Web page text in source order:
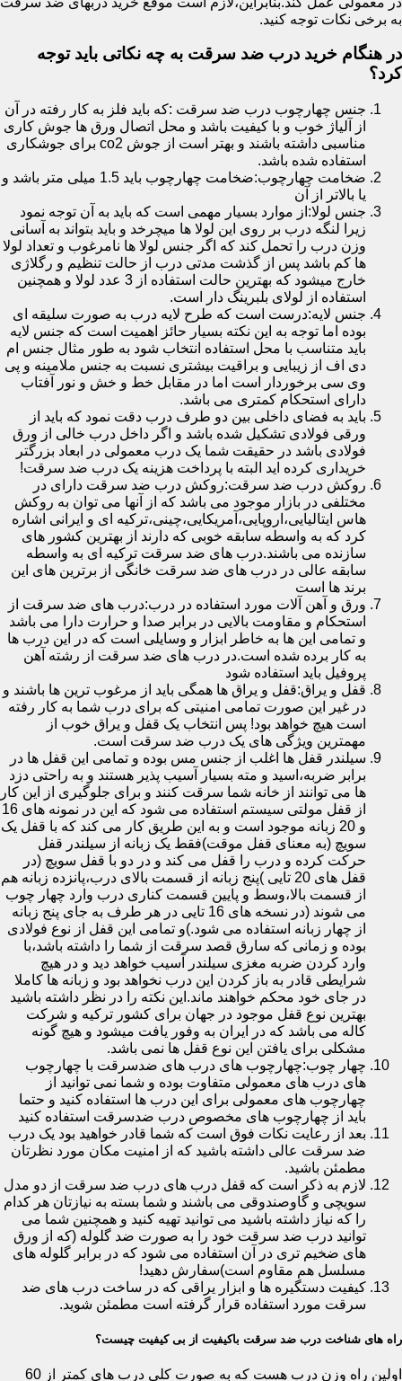
به برخی نکات توجه کنید.
در هنگام خرید درب ضد سرقت به چه نکاتی باید توجه
کرد؟
جنس چهارچوب درب ضد سرقت :که باید فلز به کار رفته در آن
از آلیاژ خوب و با کیفیت باشد و محل اتصال ورق ها جوش کاری
مناسبی داشته باشند و بهتر است از جوش co2 برای جوشکاری
استفاده شده باشد.
ضخامت چهارچوب:ضخامت چهارچوب باید 1.5 میلی متر باشد و
یا بالاتر از آن
جنس لولا:از موارد بسیار مهمی است که باید به آن توجه نمود
زیرا لنگه درب بر روی این لولا ها میچرخد و باید بتواند به آسانی
وزن درب را تحمل کند که اگر جنس لولا ها نامرغوب و تعداد لولا
ها کم باشد پس از گذشت مدتی درب از حالت تنظیم و رگلاژی
خارج میشود که بهترین حالت استفاده از 3 عدد لولا و همچنین
استفاده از لولای بلبرینگ دار است.
جنس لایه:درست است که طرح لایه درب به صورت سلیقه ای
بوده اما توجه به این نکته بسیار حائز اهمیت است که جنس لایه
باید متناسب با محل استفاده انتخاب شود به طور مثال جنس ام
دی اف از زیبایی و براقیت بیشتری نسبت به جنس ملامینه و پی
وی سی برخوردار است اما در مقابل خط و خش و نور آفتاب
دارای استحکام کمتری می باشد.
باید به فضای داخلی بین دو طرف درب دقت نمود که باید از
ورقی فولادی تشکیل شده باشد و اگر داخل درب خالی از ورق
فولادی باشد در حقیقت شما یک درب معمولی در ابعاد بزرگتر
خریداری کرده اید البته با پرداخت هزینه یک درب ضد سرقت!
روکش درب ضد سرقت:روکش درب ضد سرقت دارای در
مختلفی در بازار موجود می باشد که از آنها می توان به روکش
هاس ایتالیایی،اروپایی،آمریکایی،چینی،ترکیه ای و ایرانی اشاره
کرد که به واسطه سابقه خوبی که دارند از بهترین کشور های
سازنده می باشند.درب های ضد سرقت ترکیه ای به واسطه
سابقه عالی در درب های ضد سرقت خانگی از برترین های این
برند ها است
ورق و آهن آلات مورد استفاده در درب:درب های ضد سرقت از
استحکام و مقاومت بالایی در برابر صدا و حرارت دارا می باشد
و تمامی این ها به خاطر ابزار و وسایلی است که در این درب ها
به کار برده شده است.در درب های ضد سرقت از رشته آهن
پروفیل باید استفاده شود
قفل و یراق:قفل و یراق ها همگی باید از مرغوب ترین ها باشند و
در غیر این صورت تمامی امنیتی که برای درب شما به کار رفته
است هیچ خواهد بود! پس انتخاب یک قفل و یراق خوب از
مهمترین ویژگی های یک درب ضد سرقت است.
سیلندر قفل ها اغلب از جنس مس بوده و تمامی این قفل ها در
برابر ضربه،اسید و مته بسیار آسیب پذیر هستند و به راحتی دزد
ها می توانند از خانه شما سرقت کنند و برای جلوگیری از این کار
از قفل مولتی سیستم استفاده می شود که این در نمونه های 16
و 20 زبانه موجود است و به این طریق کار می کند که با قفل یک
سویچ (به معنای قفل موقت)فقط یک زبانه از سیلندر قفل
حرکت کرده و درب را قفل می کند و در دو با قفل سویچ (در
قفل های 20 تایی )پنج زبانه از قسمت بالای درب،پانزده زبانه هم
از قسمت بالا،وسط و پایین قسمت کناری درب وارد چهار چوب
می شوند (در نسخه های 16 تایی در هر طرف به جای پنج زبانه
از چهار زبانه استفاده می شود.)و تمامی این قفل از نوع فولادی
بوده و زمانی که سارق قصد سرقت از شما را داشته باشد،با
وارد کردن ضربه مغزی سیلندر آسیب خواهد دید و در هیچ
شرایطی قادر به باز کردن این درب نخواهد بود و زبانه ها کاملا
در جای خود محکم خواهند ماند.این نکته را در نظر داشته باشید
بهترین نوع قفل موجود در جهان برای کشور ترکیه و شرکت
کاله می باشد که در ایران به وفور یافت میشود و هیچ گونه
مشکلی برای یافتن این نوع قفل ها نمی باشد.
چهار چوب:چهارچوب های درب های ضدسرقت با چهارچوب
های درب های معمولی متفاوت بوده و شما نمی توانید از
چهارچوب های معمولی برای این درب ها استفاده کنید و حتما
باید از چهارچوب های مخصوص درب ضدسرقت استفاده کنید
بعد از رعایت نکات فوق است که شما قادر خواهید بود یک درب
ضد سرقت عالی داشته باشید که از امنیت مکان مورد نظرتان
مطمئن باشید.
لازم به ذکر است که قفل درب های درب ضد سرقت از دو مدل
سویچی و گاوصندوقی می باشند و شما بسته به نیازتان هر کدام
را که نیاز داشته باشید می توانید تهیه کنید و همچنین شما می
توانید درب ضد سرقت خود را به صورت ضد گلوله (که از ورق
های ضخیم تری در آن استفاده می شود که در برابر گلوله های
مسلسل هم مقاوم است)سفارش دهید!
کیفیت دستگیره ها و ابزار یراقی که در ساخت درب های ضد
سرقت مورد استفاده قرار گرفته است مطمئن شوید.
راه های شناخت درب ضد سرقت باکیفیت از بی کیفیت چیست؟
اولین راه وزن درب هست که به صورت کلی درب های کمتر از 60